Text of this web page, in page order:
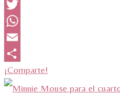
Facebook
Twitter
WhatsApp
Email
¡Comparte!